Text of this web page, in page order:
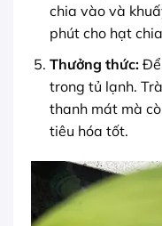
chia vào và
phút cho hạt
Thưởng thức:Để
trong tủ lạnh.
thanh mát mà
tiêu hóa tốt.